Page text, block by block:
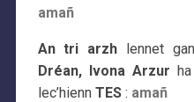
amañ
An tri arzh lennet
Dréan, Ivona Arzur ha
lec’hienn TES: amañ